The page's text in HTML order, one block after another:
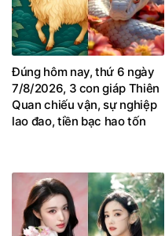
Đúng hôm nay, thứ 6 ngày
7/8/2026, 3 con giáp Thiên
Quan chiếu vận, sự nghiệp
lao đao, tiền bạc hao tốn